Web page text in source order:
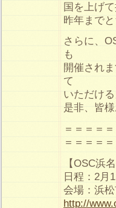
国を上げ
昨年まで
さらに、
も
開催され
て
いただけ
是非、皆
＝＝＝＝
＝＝＝＝＝
【OSC浜名
日程：2月
会場：浜
http://